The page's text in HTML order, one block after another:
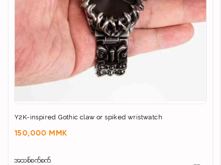
Y2K-inspired Gothic claw or spiked wristwatch
150,000 MMK
အသစ်စက်စက်